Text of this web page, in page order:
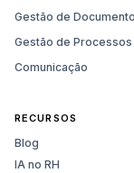
Gestão de
Gestão de Processos
Comunicação
RECURSOS
Blog
IA no RH